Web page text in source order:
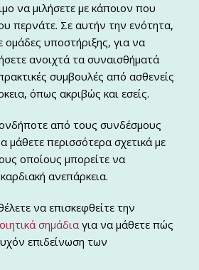
να μιλήσετε με κάποιον που
περνάτε. Σε αυτήν την ενότητα,
ομάδες υποστήριξης, για να
ανοιχτά τα συναισθήματά
συμβουλές από ασθενείς
όπως ακριβώς και εσείς.
από τους συνδέσμους
μάθετε περισσότερα σχετικά με
οποίους μπορείτε να
ανεπάρκεια.
να επισκεφθείτε την
σημάδια για να μάθετε πώς
επιδείνωση των